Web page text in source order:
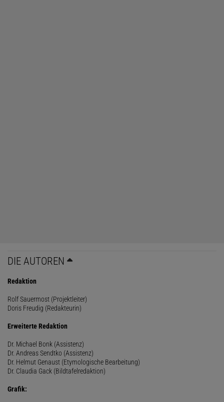
DIE AUTOREN
Redaktion
Rolf Sauermost (Projektleiter)
Doris Freudig (Redakteurin)
Erweiterte Redaktion
Dr. Michael Bonk (Assistenz)
Dr. Andreas Sendtko (Assistenz)
Dr. Helmut Genaust (Etymologische Bearbeitung)
Dr. Claudia Gack (Bildtafelredaktion)
Grafik: